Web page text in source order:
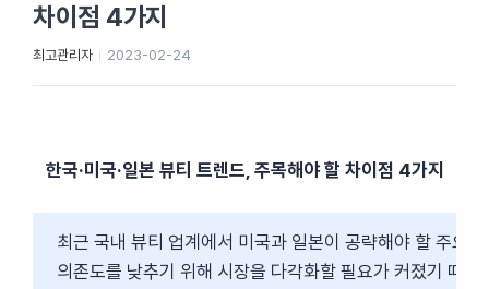
차이점 4가지
최고관리자 2023-02-24
한국·미국·일본 뷰티 트렌드, 주목해야 할 차이점 4가지
최근 국내 뷰티 업계에서 미국과 일본이 공략해야 할 주요
의존도를 낮추기 위해 시장을 다각화할 필요가 커졌기 때문